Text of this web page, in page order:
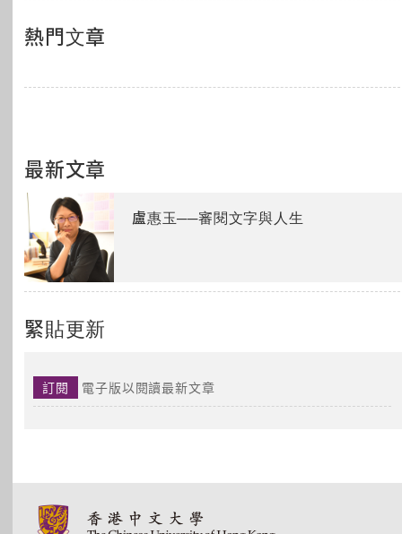
熱門文章
最新文章
盧惠玉──審閱文字與人生
緊貼更新
訂閱 電子版以閱讀最新文章